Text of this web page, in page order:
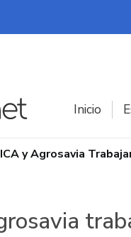
Inicio
y Agrosavia